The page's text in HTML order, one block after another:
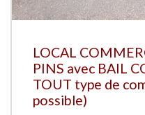
LOCAL
PINS avec BAIL
TOUT type de
possible)